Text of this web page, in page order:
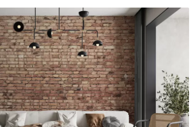
Позадине са
водом.